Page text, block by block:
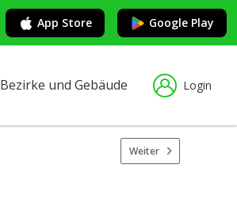
App Store Google Play
Bezirke und Gebäude Login
Weiter